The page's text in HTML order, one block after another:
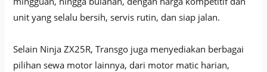
unit yang selalu bersih, servis rutin, dan siap jalan.
Selain Ninja ZX25R, Transgo juga menyediakan berbagai
pilihan sewa motor lainnya, dari motor matic harian,